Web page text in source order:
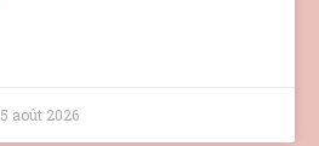
5 août 2026